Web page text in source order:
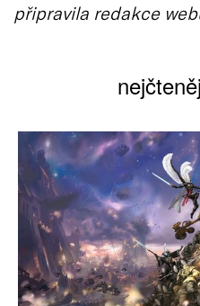
připravila redakce